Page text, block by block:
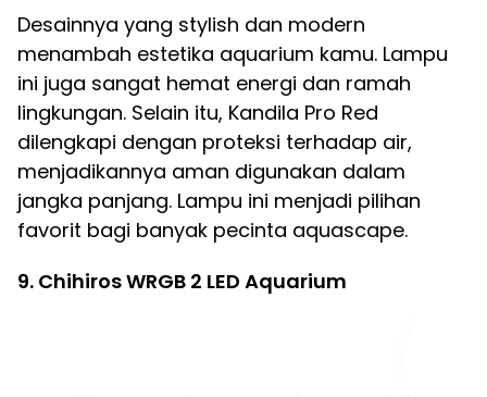
Desainnya yang stylish dan modern
menambah estetika aquarium kamu. Lampu
ini juga sangat hemat energi dan ramah
lingkungan. Selain itu, Kandila Pro Red
dilengkapi dengan proteksi terhadap air,
menjadikannya aman digunakan dalam
jangka panjang. Lampu ini menjadi pilihan
favorit bagi banyak pecinta aquascape.
9. Chihiros WRGB 2 LED Aquarium